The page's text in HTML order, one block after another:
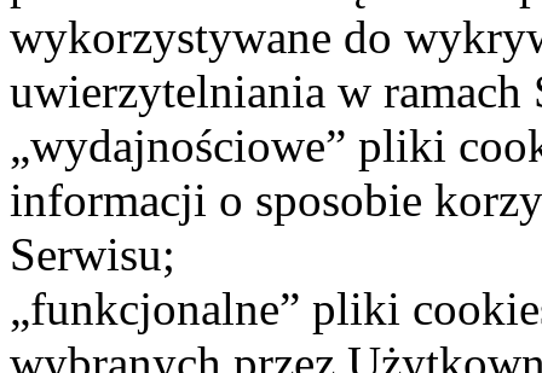
wykorzystywane do
uwierzytelniania w ramach
„wydajnościowe” pliki
informacji o sposobie
Serwisu;
„funkcjonalne” pliki